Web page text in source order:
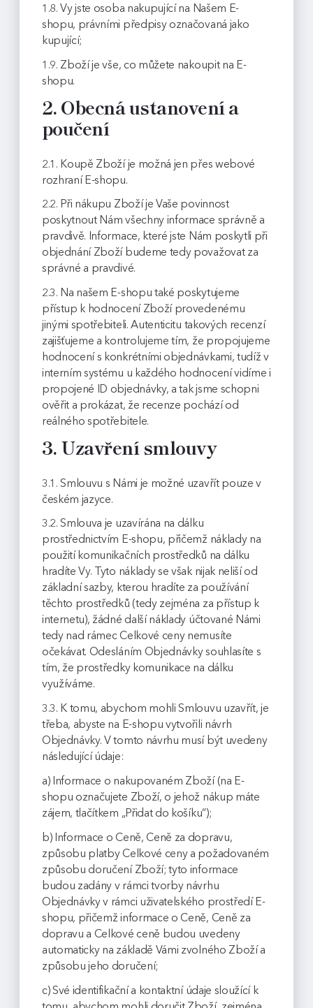
1.8. Vy jste osoba nakupující na Našem E-
shopu, právními předpisy označovaná jako
kupující;
1.9. Zboží je vše, co můžete nakoupit na E-
shopu.
2. Obecná ustanovení a
poučení
2.1. Koupě Zboží je možná jen přes webové
rozhraní E-shopu.
2.2. Při nákupu Zboží je Vaše povinnost
poskytnout Nám všechny informace správně a
pravdivě. Informace, které jste Nám poskytli při
objednání Zboží budeme tedy považovat za
správné a pravdivé.
2.3. Na našem E-shopu také poskytujeme
přístup k hodnocení Zboží provedenému
jinými spotřebiteli. Autenticitu takových recenzí
zajišťujeme a kontrolujeme tím, že propojujeme
hodnocení s konkrétními objednávkami, tudíž v
interním systému u každého hodnocení vidíme i
propojené ID objednávky, a tak jsme schopni
ověřit a prokázat, že recenze pochází od
reálného spotřebitele.
3. Uzavření smlouvy
3.1. Smlouvu s Námi je možné uzavřít pouze v
českém jazyce.
3.2. Smlouva je uzavírána na dálku
prostřednictvím E-shopu, přičemž náklady na
použití komunikačních prostředků na dálku
hradíte Vy. Tyto náklady se však nijak neliší od
základní sazby, kterou hradíte za používání
těchto prostředků (tedy zejména za přístup k
internetu), žádné další náklady účtované Námi
tedy nad rámec Celkové ceny nemusíte
očekávat. Odesláním Objednávky souhlasíte s
tím, že prostředky komunikace na dálku
využíváme.
3.3. K tomu, abychom mohli Smlouvu uzavřít, je
třeba, abyste na E-shopu vytvořili návrh
Objednávky. V tomto návrhu musí být uvedeny
následující údaje:
a) Informace o nakupovaném Zboží (na E-
shopu označujete Zboží, o jehož nákup máte
zájem, tlačítkem „Přidat do košíku“);
b) Informace o Ceně, Ceně za dopravu,
způsobu platby Celkové ceny a požadovaném
způsobu doručení Zboží; tyto informace
budou zadány v rámci tvorby návrhu
Objednávky v rámci uživatelského prostředí E-
shopu, přičemž informace o Ceně, Ceně za
dopravu a Celkové ceně budou uvedeny
automaticky na základě Vámi zvolného Zboží a
způsobu jeho doručení;
c) Své identifikační a kontaktní údaje sloužící k